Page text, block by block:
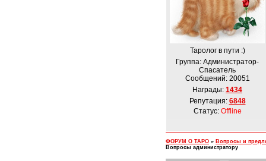
Таролог в пути :)
Группа: Администратор-
Спасатель
Сообщений: 20051
Награды: 1434
Репутация: 6848
Статус: Offline
ФОРУМ О ТАРО » Вопросы и
Вопросы администратору